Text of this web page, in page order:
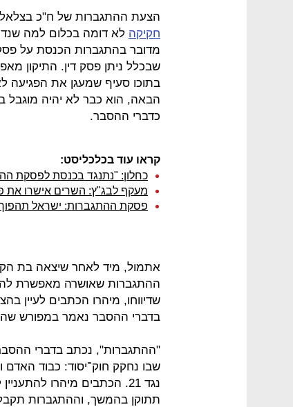
הצעת ההתגברות של ח"כ בצלאל
חקיקה לא דומה בכלום למה
מדובר בהתגברות הכנסת על
שבכלל ניתן פסק דין. התיקון
בתוכו סעיף שמעגן את הפגיעה
הבאה, הוא כבר לא יהיה מוגבל
כדברי ההסבר.
קראו עוד בכלכליסט:
כחלון: "נתנגד בכנסת לפסקת
מעקף לבג"ץ: השרים אישרו
פסקת ההתגברות: ישראל תהפוך
אתמול, מיד לאחר שיצאה בת
בדברי ההסבר נאמר במפורש
"ההתגברות", נכתב בדברי
תתוקן בהמשך, וההתגברות